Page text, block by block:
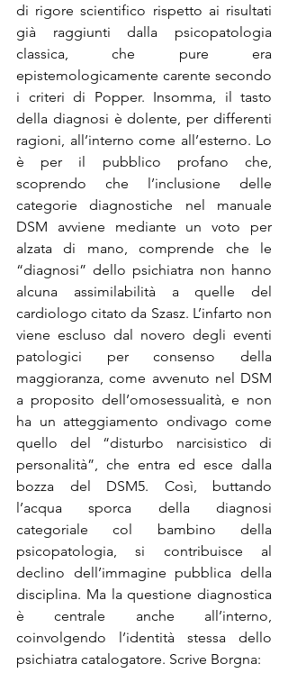
di rigore scientifico rispetto ai risultati
già raggiunti dalla psicopatologia
classica, che pure era
epistemologicamente carente secondo
i criteri di Popper. Insomma, il tasto
della diagnosi è dolente, per differenti
ragioni, all’interno come all’esterno. Lo
è per il pubblico profano che,
scoprendo che l’inclusione delle
categorie diagnostiche nel manuale
DSM avviene mediante un voto per
alzata di mano, comprende che le
“diagnosi” dello psichiatra non hanno
alcuna assimilabilità a quelle del
cardiologo citato da Szasz. L’infarto non
viene escluso dal novero degli eventi
patologici per consenso della
maggioranza, come avvenuto nel DSM
a proposito dell’omosessualità, e non
ha un atteggiamento ondivago come
quello del “disturbo narcisistico di
personalità”, che entra ed esce dalla
bozza del DSM5. Così, buttando
l’acqua sporca della diagnosi
categoriale col bambino della
psicopatologia, si contribuisce al
declino dell’immagine pubblica della
disciplina. Ma la questione diagnostica
è centrale anche all’interno,
coinvolgendo l’identità stessa dello
psichiatra catalogatore. Scrive Borgna: